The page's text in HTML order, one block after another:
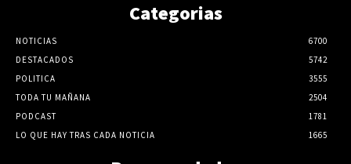
Categorias
NOTICIAS
6700
DESTACADOS
5742
POLITICA
3555
TODA TU MAÑANA
2504
PODCAST
1781
LO QUE HAY TRAS CADA NOTICIA
1665